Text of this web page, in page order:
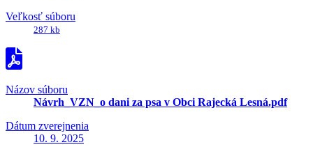
Veľkosť súboru
287 kb
Názov súboru
Návrh_VZN_o dani za psa v Obci Rajecká Lesná.pdf
Dátum zverejnenia
10. 9. 2025